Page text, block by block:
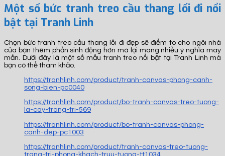
Một số bức tranh treo cầu thang lối đi nổi
bật tại Tranh Linh
Chọn bức tranh treo cầu thang lối đi đẹp sẽ điểm to cho ngôi nhà
của bạn thêm phần sinh động hơn mà lại mang nhiều ý nghĩa may
mắn. Dưới đây là một số mẫu tranh treo nổi bật tại Tranh Linh mà
bạn có thể tham khảo.
https://tranhlinh.com/product/tranh-canvas-phong-canh-
song-bien-pc0040
https://tranhlinh.com/product/bo-tranh-canvas-treo-tuong-
la-cay-trang-tri-569
https://tranhlinh.com/product/bo-tranh-canvas-phong-
canh-dep-pc1003
https://tranhlinh.com/product/tranh-canvas-treo-tuong-
trang-tri-phong-khach-truu-tuong-tt1034